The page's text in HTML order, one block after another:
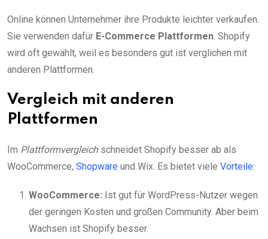
Online können Unternehmer ihre Produkte leichter verkaufen.
Sie verwenden dafür E-Commerce Plattformen. Shopify
wird oft gewählt, weil es besonders gut ist verglichen mit
anderen Plattformen.
Vergleich mit anderen
Plattformen
Im Plattformvergleichschneidet Shopify besser ab als
WooCommerce, Shopware und Wix. Es bietet viele Vorteile:
WooCommerce: Ist gut für WordPress-Nutzer wegen
der geringen Kosten und großen Community. Aber beim
Wachsen ist Shopify besser.